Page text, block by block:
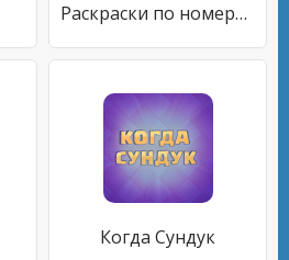
Раскраски по номерам
Когда Сундук